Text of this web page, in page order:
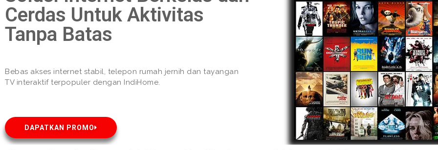
Cerdas Untuk Aktivitas
Tanpa Batas
Bebas akses internet stabil, telepon rumah jernih dan tayangan
TV interaktif terpopuler dengan IndiHome.
DAPATKAN PROMO